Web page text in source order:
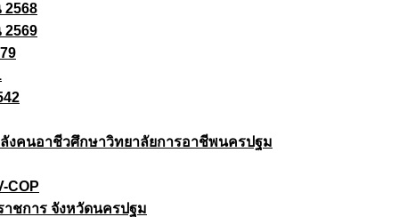
2568
2569
งคนอาชีวศึกษาวิทยาลัยการอาชีพนครปฐม
COP
าชการ จังหวัดนครปฐม